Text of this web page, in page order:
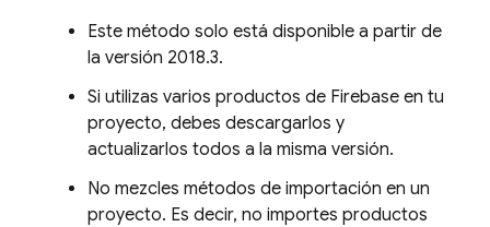
Este método solo está disponible a partir de
la versión 2018.3.
Si utilizas varios productos de Firebase en tu
proyecto, debes descargarlos y
actualizarlos todos a la misma versión.
No mezcles métodos de importación en un
proyecto. Es decir, no importes productos